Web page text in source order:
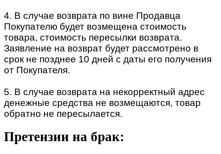
4. В случае возврата по вине Продавца
Покупателю будет возмещена стоимость
товара, стоимость пересылки возврата.
Заявление на возврат будет рассмотрено в
срок не позднее 10 дней с даты его получения
от Покупателя.
5. В случае возврата на некорректный адрес
денежные средства не возмещаются, товар
обратно не пересылается.
Претензии на брак: